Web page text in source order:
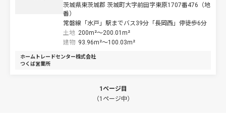
茨城県東茨城郡 茨城町大字前田字東原1707番476（地
番）
常磐線「水戸」駅までバス39分「長岡西」停徒歩6分
土地 200m²～200.01m²
建物 93.96m²～100.03m²
ホームトレードセンター株式会社
つくば営業所
1ページ目
（1ページ中）